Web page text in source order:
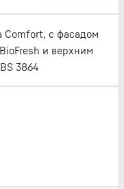
Comfort, с фасадом
и верхним
3864